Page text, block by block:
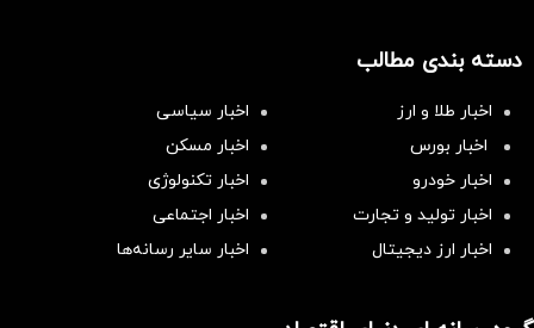
دسته بندی مطالب
اخبار طلا و ارز
اخبار سیاسی
اخبار بورس
اخبار مسکن
اخبار خودرو
اخبار تکنولوژی
اخبار تولید و تجارت
اخبار اجتماعی
اخبار ارز دیجیتال
اخبار سایر رسانه‌‌ها